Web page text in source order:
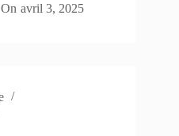
On avril 3, 2025